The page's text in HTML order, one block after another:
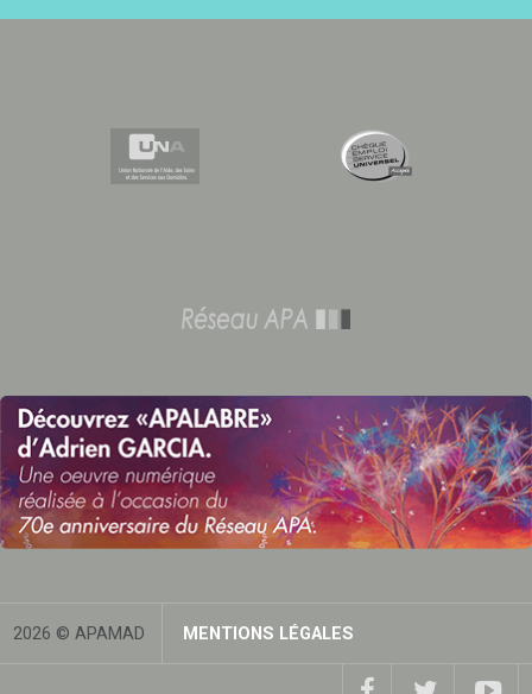
2026 © APAMAD MENTIONS LÉGALES